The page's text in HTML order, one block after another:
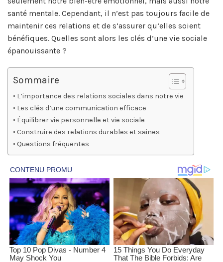
santé mentale. Cependant, il n’est pas toujours facile de
maintenir ces relations et de s’assurer qu’elles soient
bénéfiques. Quelles sont alors les clés d’une vie sociale
épanouissante ?
Sommaire
L’importance des relations sociales dans notre vie
Les clés d’une communication efficace
Équilibrer vie personnelle et vie sociale
Construire des relations durables et saines
Questions fréquentes